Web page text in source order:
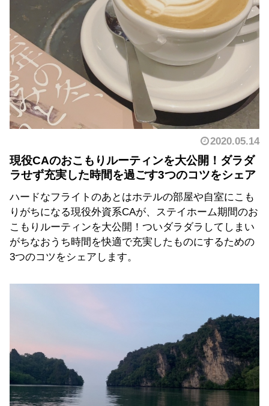
2020.05.14
現役CAのおこもりルーティンを大公開！ダラダ
ラせず充実した時間を過ごす3つのコツをシェア
ハードなフライトのあとはホテルの部屋や自室にこも
りがちになる現役外資系CAが、ステイホーム期間のお
こもりルーティンを大公開！ついダラダラしてしまい
がちなおうち時間を快適で充実したものにするための
3つのコツをシェアします。